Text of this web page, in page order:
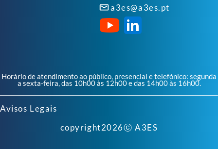
a3es@a3es.pt
Horário de atendimento ao público, presencial e telefónico: segunda
a sexta-feira, das 10h00 às 12h00 e das 14h00 às 16h00.
Avisos Legais
copyright2026ⓒ A3ES